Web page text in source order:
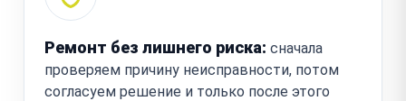
Ремонт без лишнего риска: сначала
проверяем причину неисправности, потом
согласуем решение и только после этого